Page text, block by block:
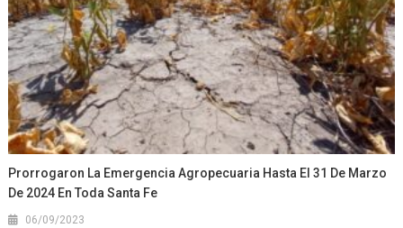
Prorrogaron La Emergencia Agropecuaria Hasta El 31 De Marzo
De 2024 En Toda Santa Fe
06/09/2023